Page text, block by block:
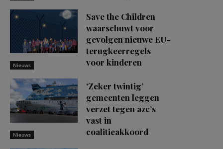
Nieuws
Save the Children
waarschuwt voor
gevolgen nieuwe EU-
terugkeerregels
voor kinderen
Nieuws
‘Zeker twintig’
gemeenten leggen
verzet tegen azc’s
vast in
coalitieakkoord